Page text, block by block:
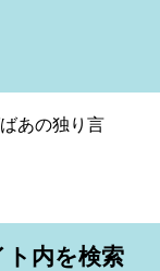
あの独り言
ト内を検索